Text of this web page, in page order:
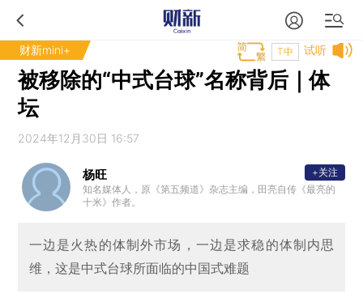
财新mini+ 试听
T中
被移除的“中式台球”名称背后｜体
坛
2024年12月30日 16:57
杨旺
知名媒体人，原《第五频道》杂志主编，田亮自传《最亮的
十米》作者。
+关注
一边是火热的体制外市场，一边是求稳的体制内思
维，这是中式台球所面临的中国式难题